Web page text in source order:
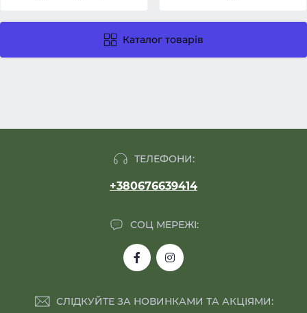
Каталог товарів
ТЕЛЕФОНИ:
+380676639414
СОЦ МЕРЕЖІ:
СЛІДКУЙТЕ ЗА НОВИНКАМИ ТА АКЦІЯМИ: